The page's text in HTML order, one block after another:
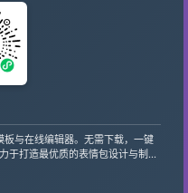
与在线编辑器。无需下载，一键
于打造最优质的表情包设计与制作
现。